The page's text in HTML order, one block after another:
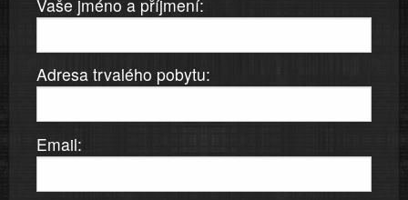
Vaše jméno a příjmení:
Adresa trvalého pobytu:
Email: